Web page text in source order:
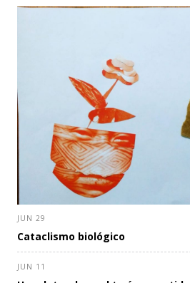
JUN 29
Cataclismo biológico
JUN 11